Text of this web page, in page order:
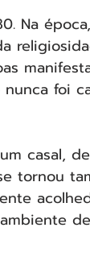
Na
foi
casal,
tornou